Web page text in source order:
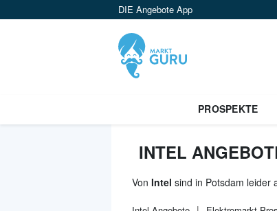
DIE Angebote App
PROSPEKTE
INTEL
Von Intel sind in Potsdam leider